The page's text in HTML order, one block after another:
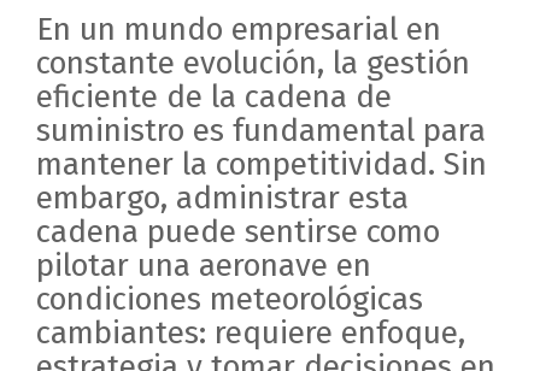
En un mundo empresarial en
constante evolución, la gestión
eficiente de la cadena de
suministro es fundamental para
mantener la competitividad. Sin
embargo, administrar esta
cadena puede sentirse como
pilotar una aeronave en
condiciones meteorológicas
cambiantes: requiere enfoque,